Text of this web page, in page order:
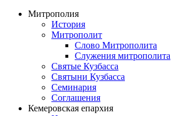
Митрополия
История
Митрополит
Слово Митрополита
Служения митрополита
Святые Кузбасса
Святыни Кузбасса
Семинария
Соглашения
Кемеровская епархия